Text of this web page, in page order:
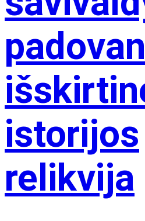
istorijos
relikvija